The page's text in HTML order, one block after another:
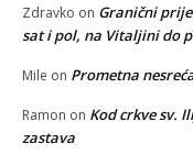
Zdravko on Granični
sat i pol, na Vitaljini do
Mile on Prometna
Ramon on Kod crkve sv.
zastava